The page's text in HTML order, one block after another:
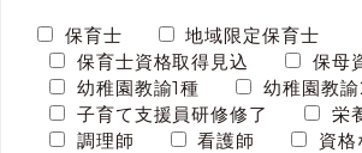
保育士
地域限定保育士
保育士資格取得見込
保母
幼稚園教諭1種
幼稚園教
子育て支援員研修修了
栄
調理師
看護師
資格